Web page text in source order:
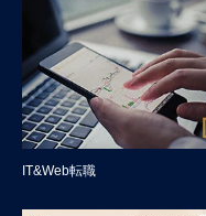
IT&Web転職